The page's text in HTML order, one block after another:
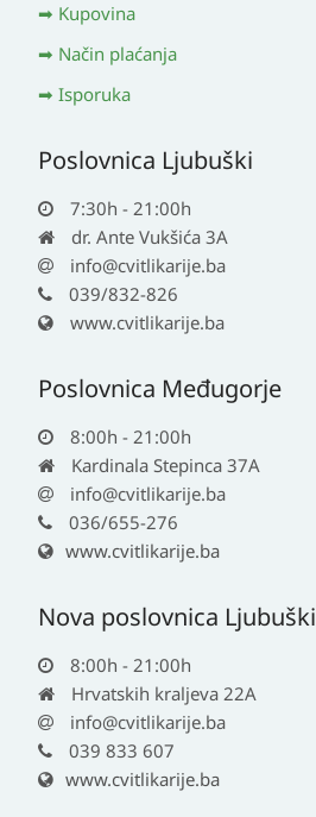
Kupovina
Način plaćanja
Isporuka
Poslovnica Ljubuški
7:30h - 21:00h
dr. Ante Vukšića 3A
info@cvitlikarije.ba
039/832-826
www.cvitlikarije.ba
Poslovnica Međugorje
8:00h - 21:00h
Kardinala Stepinca 37A
info@cvitlikarije.ba
036/655-276
www.cvitlikarije.ba
Nova poslovnica Ljubuški
8:00h - 21:00h
Hrvatskih kraljeva 22A
info@cvitlikarije.ba
039 833 607
www.cvitlikarije.ba